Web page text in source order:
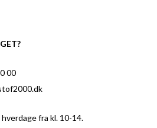
00
fra kl. 10-14.